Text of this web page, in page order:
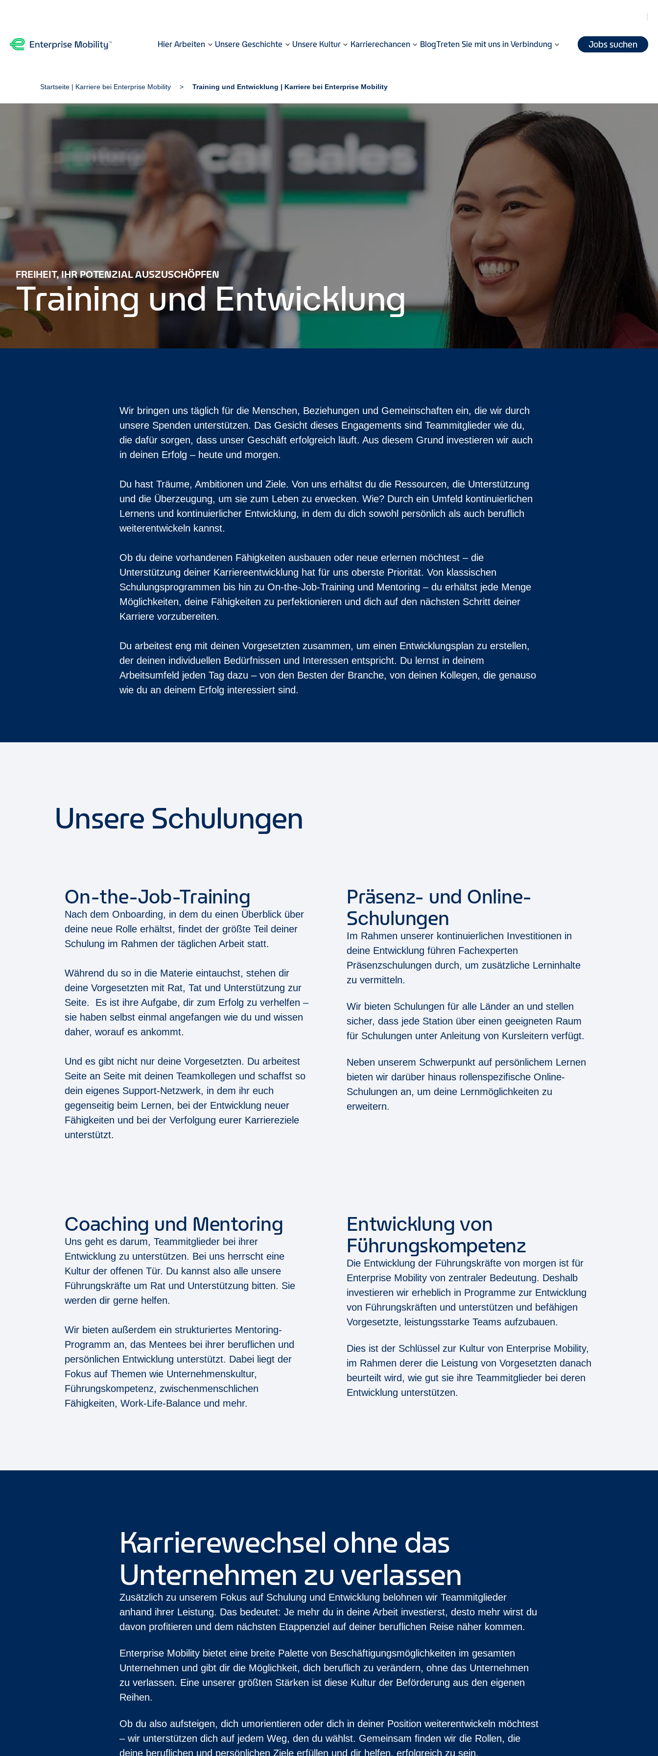
Hier Arbeiten Unsere Geschichte Unsere Kultur Karrierechancen BlogTreten Sie mit uns in Verbindung Jobs suchen
Startseite | Karriere bei Enterprise Mobility Training und Entwicklung | Karriere bei Enterprise Mobility
FREIHEIT, IHR POTENZIAL AUSZUSCHÖPFEN
Training und Entwicklung
Wir bringen uns täglich für die Menschen, Beziehungen und Gemeinschaften ein, die wir durch
unsere Spenden unterstützen. Das Gesicht dieses Engagements sind Teammitglieder wie du,
die dafür sorgen, dass unser Geschäft erfolgreich läuft. Aus diesem Grund investieren wir auch
in deinen Erfolg – heute und morgen.
Du hast Träume, Ambitionen und Ziele. Von uns erhältst du die Ressourcen, die Unterstützung
und die Überzeugung, um sie zum Leben zu erwecken. Wie? Durch ein Umfeld kontinuierlichen
Lernens und kontinuierlicher Entwicklung, in dem du dich sowohl persönlich als auch beruflich
weiterentwickeln kannst.
Ob du deine vorhandenen Fähigkeiten ausbauen oder neue erlernen möchtest – die
Unterstützung deiner Karriereentwicklung hat für uns oberste Priorität. Von klassischen
Schulungsprogrammen bis hin zu On-the-Job-Training und Mentoring – du erhältst jede Menge
Möglichkeiten, deine Fähigkeiten zu perfektionieren und dich auf den nächsten Schritt deiner
Karriere vorzubereiten.
Du arbeitest eng mit deinen Vorgesetzten zusammen, um einen Entwicklungsplan zu erstellen,
der deinen individuellen Bedürfnissen und Interessen entspricht. Du lernst in deinem
Arbeitsumfeld jeden Tag dazu – von den Besten der Branche, von deinen Kollegen, die genauso
wie du an deinem Erfolg interessiert sind.
Unsere Schulungen
On-the-Job-Training
Nach dem Onboarding, in dem du einen Überblick über
deine neue Rolle erhältst, findet der größte Teil deiner
Schulung im Rahmen der täglichen Arbeit statt.
Während du so in die Materie eintauchst, stehen dir
deine Vorgesetzten mit Rat, Tat und Unterstützung zur
Seite. Es ist ihre Aufgabe, dir zum Erfolg zu verhelfen –
sie haben selbst einmal angefangen wie du und wissen
daher, worauf es ankommt.
Und es gibt nicht nur deine Vorgesetzten. Du arbeitest
Seite an Seite mit deinen Teamkollegen und schaffst so
dein eigenes Support-Netzwerk, in dem ihr euch
gegenseitig beim Lernen, bei der Entwicklung neuer
Fähigkeiten und bei der Verfolgung eurer Karriereziele
unterstützt.
Präsenz- und Online-
Schulungen
Im Rahmen unserer kontinuierlichen Investitionen in
deine Entwicklung führen Fachexperten
Präsenzschulungen durch, um zusätzliche Lerninhalte
zu vermitteln.
Wir bieten Schulungen für alle Länder an und stellen
sicher, dass jede Station über einen geeigneten Raum
für Schulungen unter Anleitung von Kursleitern verfügt.
Neben unserem Schwerpunkt auf persönlichem Lernen
bieten wir darüber hinaus rollenspezifische Online-
Schulungen an, um deine Lernmöglichkeiten zu
erweitern.
Coaching und Mentoring
Uns geht es darum, Teammitglieder bei ihrer
Entwicklung zu unterstützen. Bei uns herrscht eine
Kultur der offenen Tür. Du kannst also alle unsere
Führungskräfte um Rat und Unterstützung bitten. Sie
werden dir gerne helfen.
Wir bieten außerdem ein strukturiertes Mentoring-
Programm an, das Mentees bei ihrer beruflichen und
persönlichen Entwicklung unterstützt. Dabei liegt der
Fokus auf Themen wie Unternehmenskultur,
Führungskompetenz, zwischenmenschlichen
Fähigkeiten, Work-Life-Balance und mehr.
Entwicklung von
Führungskompetenz
Die Entwicklung der Führungskräfte von morgen ist für
Enterprise Mobility von zentraler Bedeutung. Deshalb
investieren wir erheblich in Programme zur Entwicklung
von Führungskräften und unterstützen und befähigen
Vorgesetzte, leistungsstarke Teams aufzubauen.
Dies ist der Schlüssel zur Kultur von Enterprise Mobility,
im Rahmen derer die Leistung von Vorgesetzten danach
beurteilt wird, wie gut sie ihre Teammitglieder bei deren
Entwicklung unterstützen.
Karrierewechsel ohne das
Unternehmen zu verlassen
Zusätzlich zu unserem Fokus auf Schulung und Entwicklung belohnen wir Teammitglieder
anhand ihrer Leistung. Das bedeutet: Je mehr du in deine Arbeit investierst, desto mehr wirst du
davon profitieren und dem nächsten Etappenziel auf deiner beruflichen Reise näher kommen.
Enterprise Mobility bietet eine breite Palette von Beschäftigungsmöglichkeiten im gesamten
Unternehmen und gibt dir die Möglichkeit, dich beruflich zu verändern, ohne das Unternehmen
zu verlassen. Eine unserer größten Stärken ist diese Kultur der Beförderung aus den eigenen
Reihen.
Ob du also aufsteigen, dich umorientieren oder dich in deiner Position weiterentwickeln möchtest
– wir unterstützen dich auf jedem Weg, den du wählst. Gemeinsam finden wir die Rollen, die
deine beruflichen und persönlichen Ziele erfüllen und dir helfen, erfolgreich zu sein.